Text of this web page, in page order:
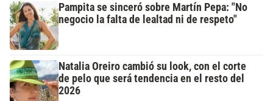
Pampita se sinceró sobre Martín Pepa: "No
negocio la falta de lealtad ni de respeto"
Natalia Oreiro cambió su look, con el corte
de pelo que será tendencia en el resto del
2026